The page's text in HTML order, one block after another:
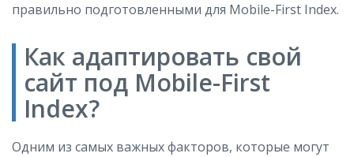
правильно подготовленными для Mobile-First Index.
Как адаптировать свой
сайт под Mobile-First
Index?
Одним из самых важных факторов, которые могут